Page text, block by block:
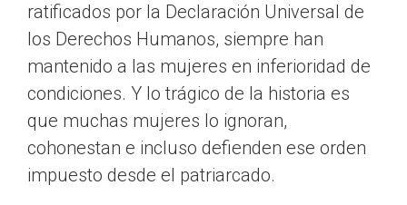
ratificados por la Declaración Universal de
los Derechos Humanos, siempre han
mantenido a las mujeres en inferioridad de
condiciones. Y lo trágico de la historia es
que muchas mujeres lo ignoran,
cohonestan e incluso defienden ese orden
impuesto desde el patriarcado.